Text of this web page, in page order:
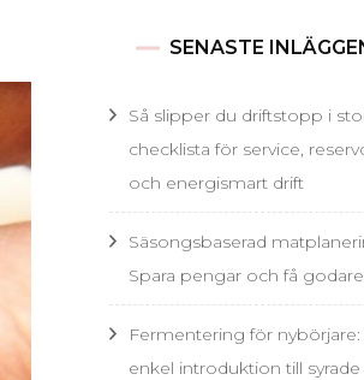
SENASTE
Så slipper du driftstopp i
checklista för service,
och energismart drift
Säsongsbaserad
Spara pengar och få
Fermentering för nybörjare:
enkel introduktion till syrade